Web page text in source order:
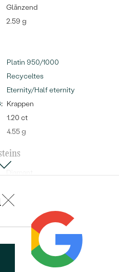
Glänzend
2.59 g
Platin 950/1000
Recyceltes
Eternity/Half eternity
: Krappen
1.20 ct
4.55 g
1.20 ct
2.50 mm (0.06ct)
SI1
G-H